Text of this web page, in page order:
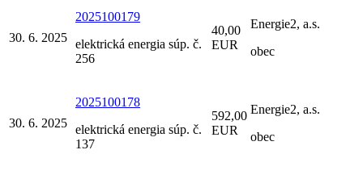
30. 6. 2025
2025100179
elektrická energia súp. č.
256
40,00
EUR
Energie2, a.s.
obec
30. 6. 2025
2025100178
elektrická energia súp. č.
137
592,00
EUR
Energie2, a.s.
obec